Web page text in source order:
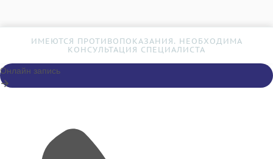
ИМЕЮТСЯ ПРОТИВОПОКАЗАНИЯ. НЕОБХОДИМА
КОНСУЛЬТАЦИЯ СПЕЦИАЛИСТА